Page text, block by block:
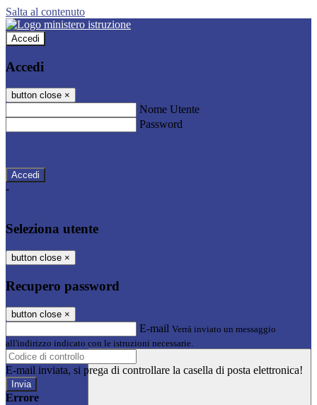
Salta al contenuto
Accedi
Accedi
button close ×
Nome Utente
Password
-
Seleziona utente
button close ×
Recupero password
button close ×
E-mail Verrà inviato un messaggio
all'indirizzo indicato con le istruzioni necessarie.
E-mail inviata, si prega di controllare la casella di posta elettronica!
Errore